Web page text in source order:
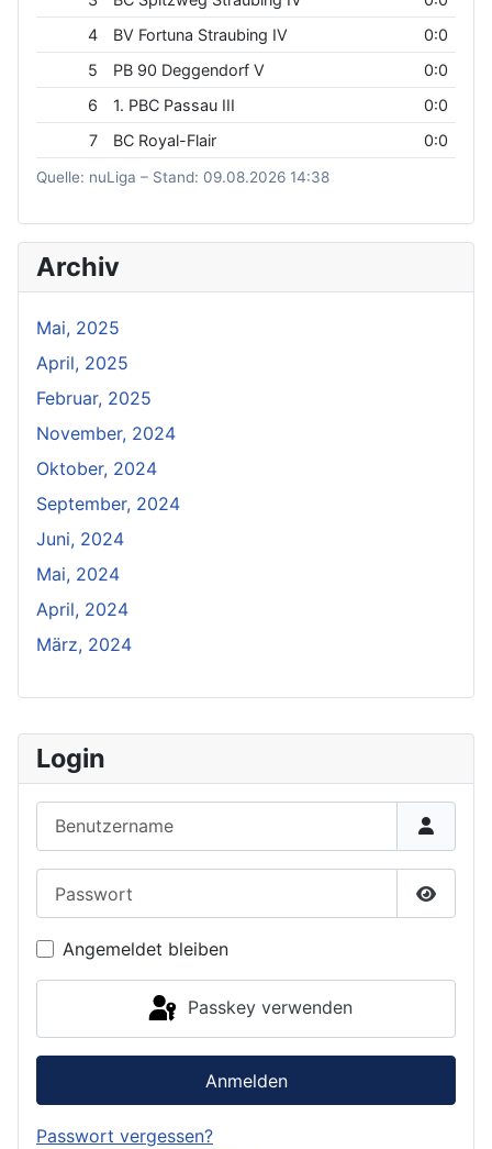
Login
Angemeldet bleiben
Passkey verwenden
Anmelden
Passwort vergessen?
4
BV Fortuna Straubing IV
0:0
5
PB 90 Deggendorf V
0:0
6
1. PBC Passau III
0:0
7
BC Royal-Flair 0:0
Quelle: nuLiga – Stand: 09.08.2026 14:38
Archiv
Mai, 2025
April, 2025
Februar, 2025
November, 2024
Oktober, 2024
September, 2024
Juni, 2024
Mai, 2024
April, 2024
März, 2024